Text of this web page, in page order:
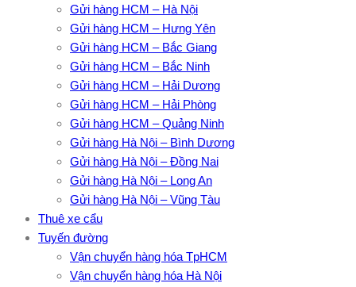
Gửi hàng HCM – Hà Nội
Gửi hàng HCM – Hưng Yên
Gửi hàng HCM – Bắc Giang
Gửi hàng HCM – Bắc Ninh
Gửi hàng HCM – Hải Dương
Gửi hàng HCM – Hải Phòng
Gửi hàng HCM – Quảng Ninh
Gửi hàng Hà Nội – Bình Dương
Gửi hàng Hà Nội – Đồng Nai
Gửi hàng Hà Nội – Long An
Gửi hàng Hà Nội – Vũng Tàu
Thuê xe cẩu
Tuyến đường
Vận chuyển hàng hóa TpHCM
Vận chuyển hàng hóa Hà Nội